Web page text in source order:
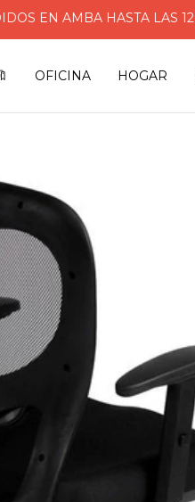
EN AMBA HASTA LAS 12HS
OFICINA HOGAR